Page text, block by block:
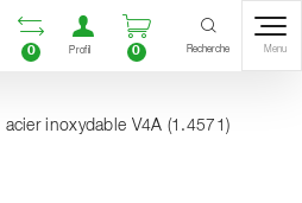
Ouvrir la liste
0
Ouvrir un compte
Profil
Ouvrir le
0 Recherche Menu
inoxydable V4A (1.4571)